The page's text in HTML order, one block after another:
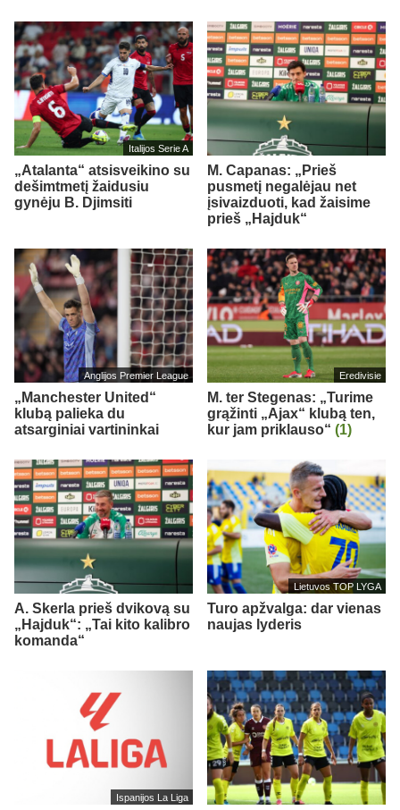
Italijos Serie A
„Atalanta“ atsisveikino su
dešimtmetį žaidusiu
gynėju B. Djimsiti
M. Capanas: „Prieš
pusmetį negalėjau net
įsivaizduoti, kad žaisime
prieš „Hajduk“
Anglijos Premier League
„Manchester United“
klubą palieka du
atsarginiai vartininkai
Eredivisie
M. ter Stegenas: „Turime
grąžinti „Ajax“ klubą ten,
kur jam priklauso“ (1)
A. Skerla prieš dvikovą su
„Hajduk“: „Tai kito kalibro
komanda“
Lietuvos TOP LYGA
Turo apžvalga: dar vienas
naujas lyderis
Ispanijos La Liga